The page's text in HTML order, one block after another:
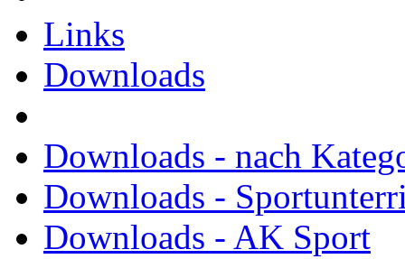
Links
Downloads
Downloads - nach
Downloads -
Downloads - AK Sport